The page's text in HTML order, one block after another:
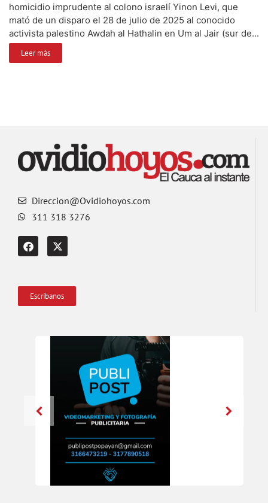
homicidio imprudente al colono israelí Yinon Levi, que
mató de un disparo el 28 de julio de 2025 al conocido
activista palestino Awdah al Hathalin en Um al Jair (sur de...
Leer más
Direccion@Ovidiohoyos.com
311 318 3276
Escríbanos